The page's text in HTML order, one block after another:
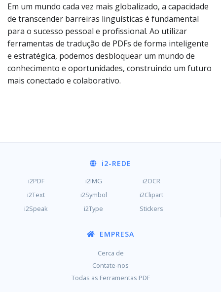
Em um mundo cada vez mais globalizado, a capacidade
de transcender barreiras linguísticas é fundamental
para o sucesso pessoal e profissional. Ao utilizar
ferramentas de tradução de PDFs de forma inteligente
e estratégica, podemos desbloquear um mundo de
conhecimento e oportunidades, construindo um futuro
mais conectado e colaborativo.
i2-REDE
i2PDF i2IMG
i2OCR
i2Text
i2Symbol
i2Clipart
i2Speak
i2Type Stickers
EMPRESA
Cerca de
Contate-nos
Todas as Ferramentas PDF